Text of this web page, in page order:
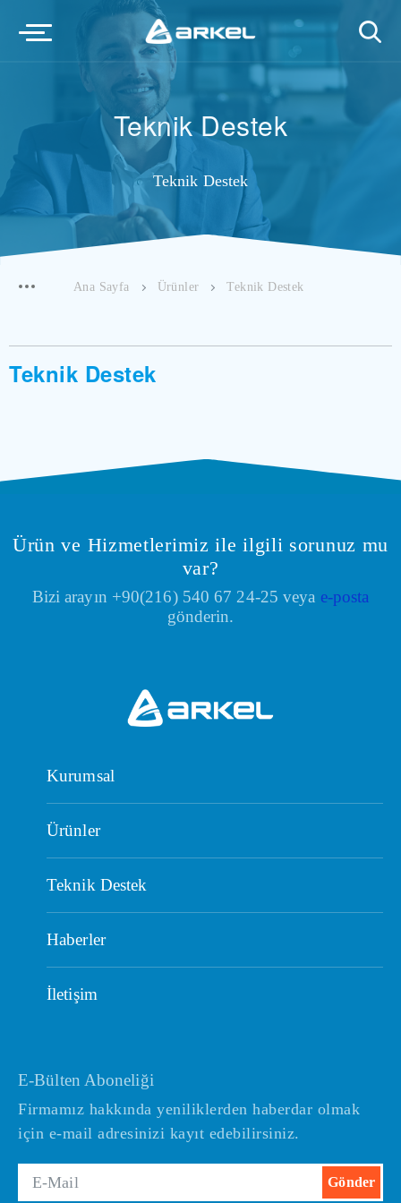
Teknik Destek
Teknik Destek
Ana Sayfa Ürünler Teknik Destek
Teknik Destek
Ürün ve Hizmetlerimiz ile ilgili sorunuz mu
var?
Bizi arayın +90(216) 540 67 24-25 veya e-posta
gönderin.
Kurumsal
Ürünler
Teknik Destek
Haberler
İletişim
E-Bülten Aboneliği
Firmamız hakkında yeniliklerden haberdar olmak
için e-mail adresinizi kayıt edebilirsiniz.